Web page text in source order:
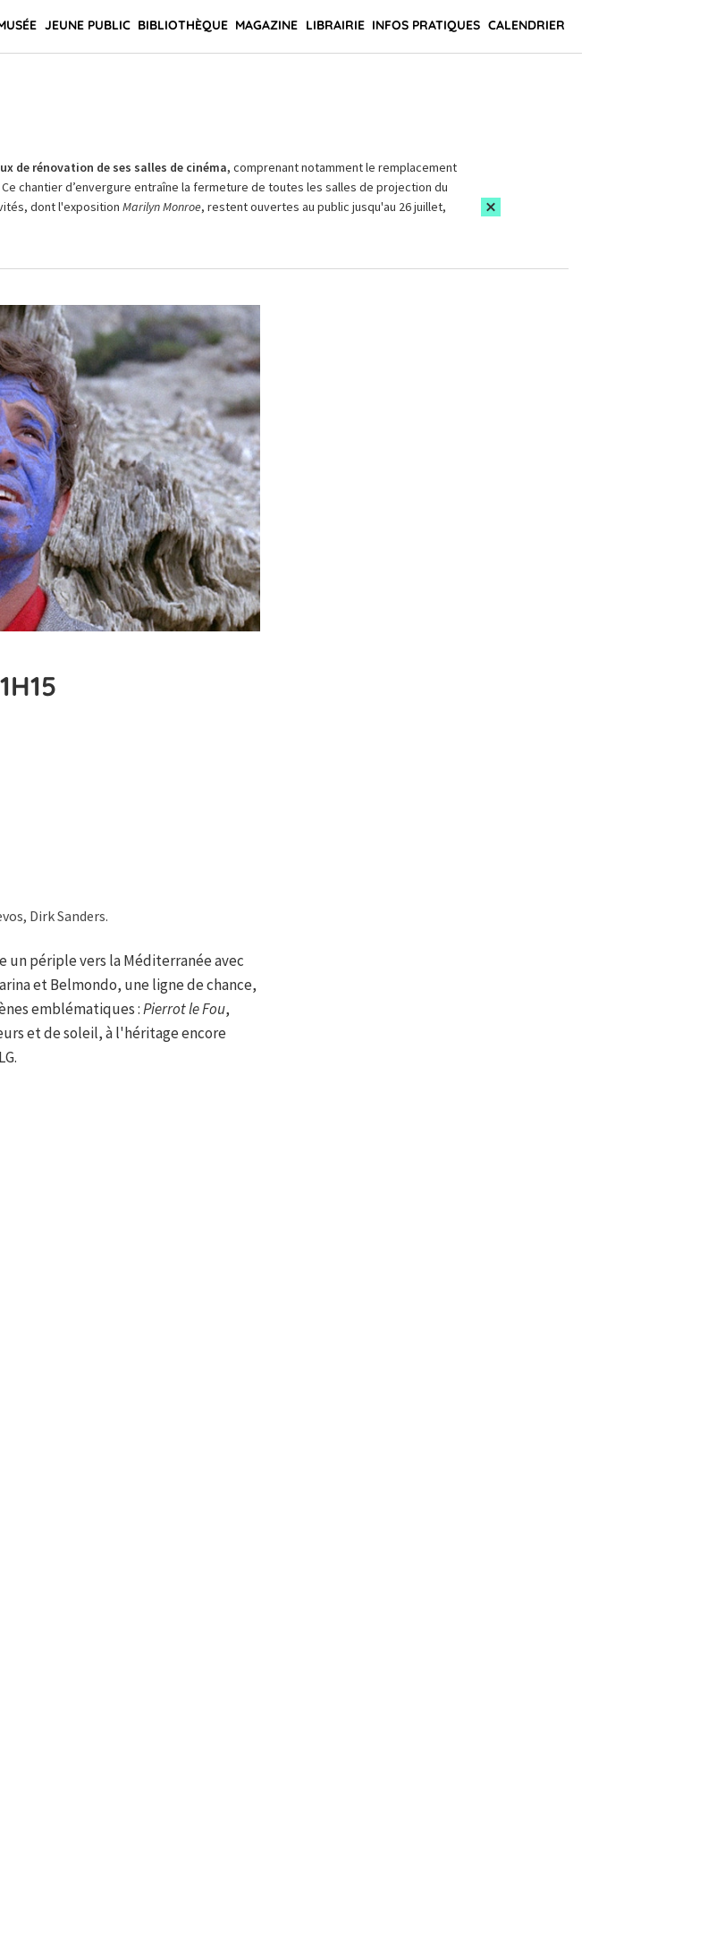
JEUNE PUBLIC BIBLIOTHÈQUE MAGAZINE LIBRAIRIE INFOS PRATIQUES CALENDRIER
de rénovation de ses salles de cinéma, comprenant notamment le remplacement
chantier d’envergure entraîne la fermeture de toutes les salles de projection du
dont l'exposition Marilyn Monroe, restent ouvertes au public jusqu'au 26 juillet,
Dirk Sanders.
périple vers la Méditerranée avec
et Belmondo, une ligne de chance,
emblématiques :Pierrot le Fou,
et de soleil, à l'héritage encore